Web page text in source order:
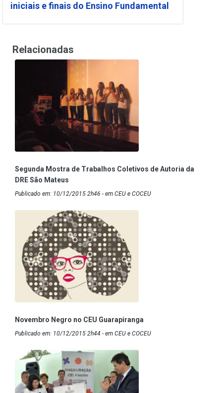
iniciais e finais do Ensino Fundamental
Relacionadas
Segunda Mostra de Trabalhos Coletivos de Autoria da
DRE São Mateus
Publicado em: 10/12/2015 2h46 - em CEU e COCEU
Novembro Negro no CEU Guarapiranga
Publicado em: 10/12/2015 2h44 - em CEU e COCEU